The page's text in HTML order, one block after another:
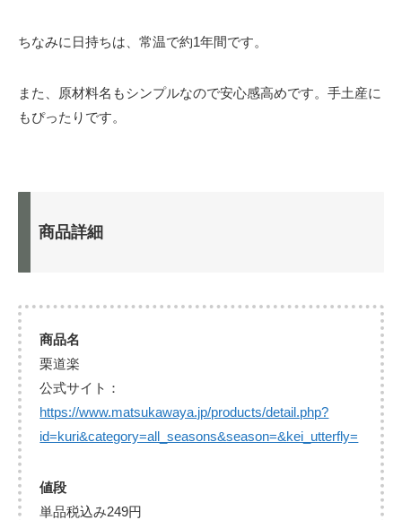
ちなみに日持ちは、常温で約1年間です。
また、原材料名もシンプルなので安心感高めです。手土産に
もぴったりです。
商品詳細
商品名
栗道楽
公式サイト：
https://www.matsukawaya.jp/products/detail.php?
id=kuri&category=all_seasons&season=&kei_utterfly=
値段
単品税込み249円